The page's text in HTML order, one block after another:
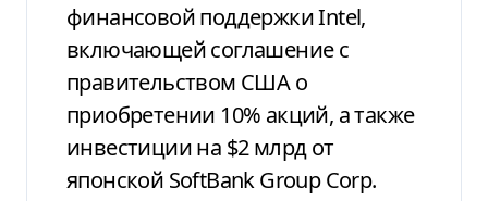
финансовой поддержки Intel,
включающей соглашение с
правительством США о
приобретении 10% акций, а также
инвестиции на $2 млрд от
японской SoftBank Group Corp.